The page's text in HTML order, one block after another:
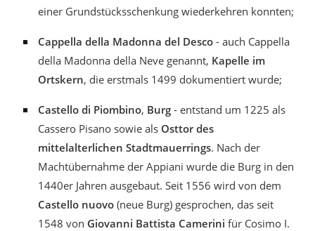
einer Grundstücksschenkung wiederkehren konnten;
Cappella della Madonna del Desco - auch Cappella
della Madonna della Neve genannt, Kapelle im
Ortskern, die erstmals 1499 dokumentiert wurde;
Castello di Piombino, Burg - entstand um 1225 als
Cassero Pisano sowie als Osttor des
mittelalterlichen Stadtmauerrings. Nach der
Machtübernahme der Appiani wurde die Burg in den
1440er Jahren ausgebaut. Seit 1556 wird von dem
Castello nuovo (neue Burg) gesprochen, das seit
1548 von Giovanni Battista Camerini für Cosimo I.